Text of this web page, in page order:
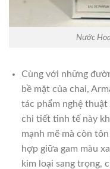
Nước
Cùng với những
bề mặt của chai,
tác phẩm nghệ
chi tiết tinh tế này
mạnh mẽ mà còn
hợp giữa gam màu
kim loại sang trọng,